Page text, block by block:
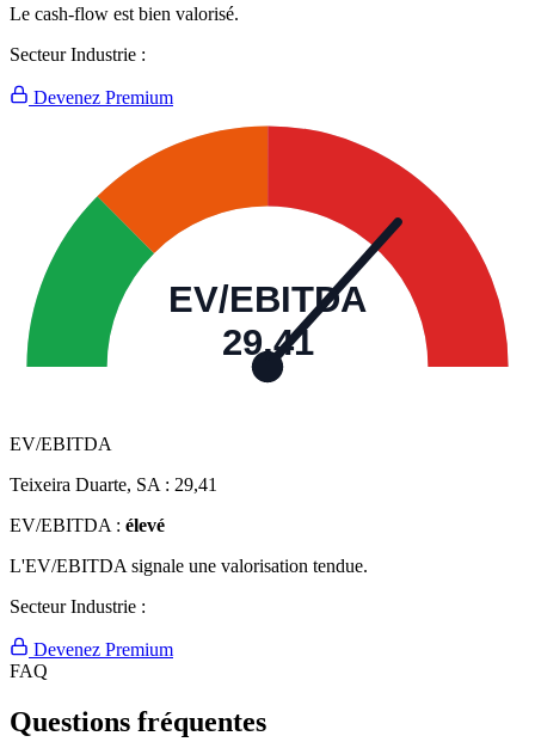
Le cash-flow est bien valorisé.
Secteur Industrie :
Devenez Premium
EV/EBITDA
29,41
EV/EBITDA
Teixeira Duarte, SA : 29,41
EV/EBITDA : élevé
L'EV/EBITDA signale une valorisation tendue.
Secteur Industrie :
Devenez Premium
FAQ
Questions fréquentes